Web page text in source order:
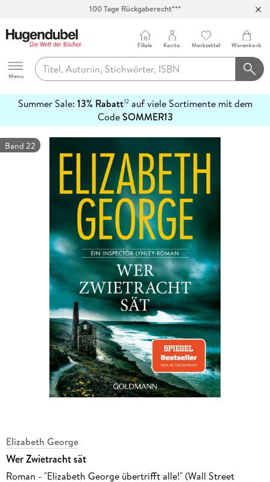
Abholung in über 100 Filialen
Hugendubel
Menu
Filiale Konto Merkzettel Warenkorb
Summer Sale: 13% Rabatt12auf viele Sortimente mit dem
CodeSOMMER13
erfahren
Band 22
Elizabeth George
Wer Zwietracht sät
Roman - "Elizabeth George übertrifft alle!" (Wall Street